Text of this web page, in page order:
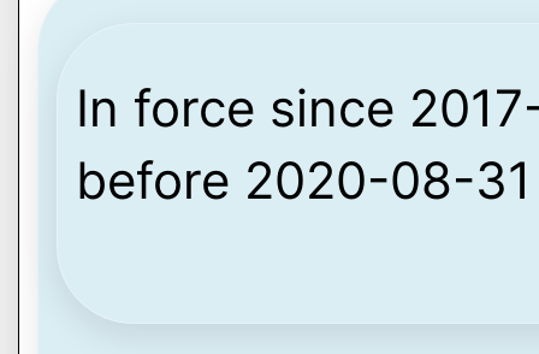
In force since
before 2020-08-31